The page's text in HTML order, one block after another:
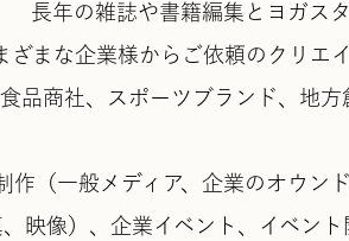
長年の雑誌や書籍編集とヨガス
ざまな企業様からご依頼のクリエ
品商社、スポーツブランド、地
作（一般メディア、企業のオウン
映像）、企業イベント、イベン